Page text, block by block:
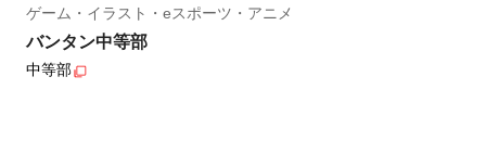
ゲーム・イラスト・eスポーツ・アニメ
バンタン中等部
中等部